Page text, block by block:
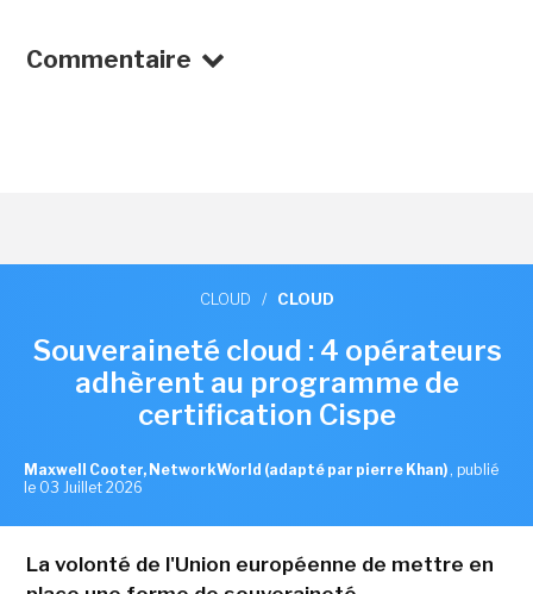
Commentaire
CLOUD / CLOUD
Souveraineté cloud : 4 opérateurs
adhèrent au programme de
certification Cispe
Maxwell Cooter, NetworkWorld (adapté par pierre Khan) , publié
le 03 Juillet 2026
La volonté de l'Union européenne de mettre en